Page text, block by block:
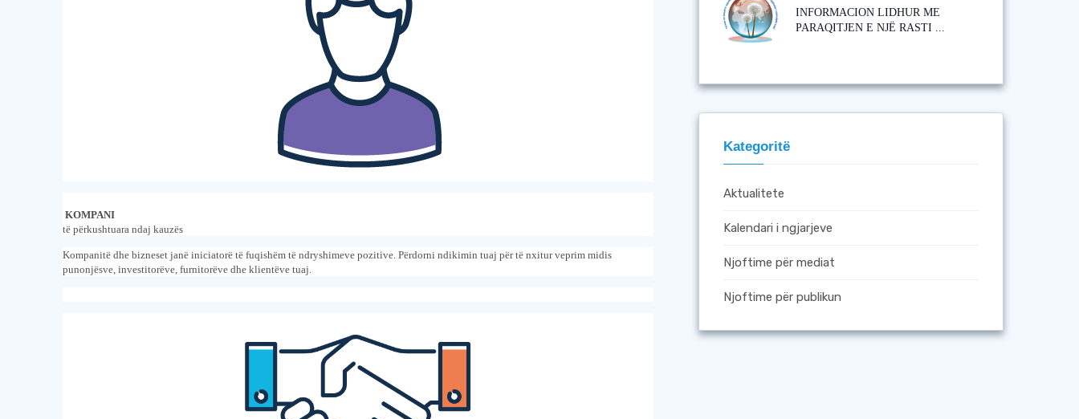
KOMPANI
të përkushtuara ndaj kauzës
Kompanitë dhe bizneset janë iniciatorë të fuqishëm të ndryshimeve pozitive. Përdorni ndikimin tuaj për të nxitur veprim midis
punonjësve, investitorëve, furnitorëve dhe klientëve tuaj.
INFORMACION LIDHUR ME
PARAQITJEN E NJË RASTI ...
Kategoritë
Aktualitete
Kalendari i ngjarjeve
Njoftime për mediat
Njoftime për publikun